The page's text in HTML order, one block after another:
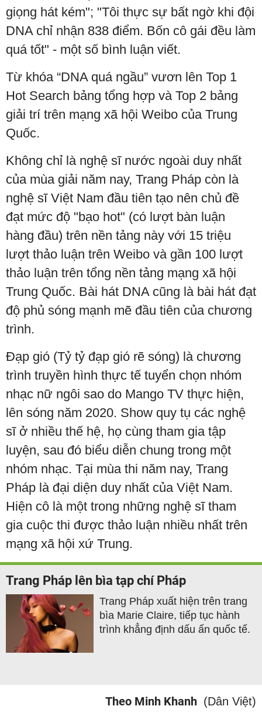
giọng hát kém"; "Tôi thực sự bất ngờ khi đội
DNA chỉ nhận 838 điểm. Bốn cô gái đều làm
quá tốt" - một số bình luận viết.
Từ khóa “DNA quá ngầu” vươn lên Top 1
Hot Search bảng tổng hợp và Top 2 bảng
giải trí trên mạng xã hội Weibo của Trung
Quốc.
Không chỉ là nghệ sĩ nước ngoài duy nhất
của mùa giải năm nay, Trang Pháp còn là
nghệ sĩ Việt Nam đầu tiên tạo nên chủ đề
đạt mức độ "bạo hot" (có lượt bàn luận
hàng đầu) trên nền tảng này với 15 triệu
lượt thảo luận trên Weibo và gần 100 lượt
thảo luận trên tổng nền tảng mạng xã hội
Trung Quốc. Bài hát DNA cũng là bài hát đạt
độ phủ sóng mạnh mẽ đầu tiên của chương
trình.
Đạp gió (Tỷ tỷ đạp gió rẽ sóng) là chương
trình truyền hình thực tế tuyển chọn nhóm
nhạc nữ ngôi sao do Mango TV thực hiện,
lên sóng năm 2020. Show quy tụ các nghệ
sĩ ở nhiều thế hệ, họ cùng tham gia tập
luyện, sau đó biểu diễn chung trong một
nhóm nhạc. Tại mùa thi năm nay, Trang
Pháp là đại diện duy nhất của Việt Nam.
Hiện cô là một trong những nghệ sĩ tham
gia cuộc thi được thảo luận nhiều nhất trên
mạng xã hội xứ Trung.
Trang Pháp lên bìa tạp chí Pháp
Trang Pháp xuất hiện trên trang
bìa Marie Claire, tiếp tục hành
trình khẳng định dấu ấn quốc tế.
Theo Minh Khanh (Dân Việt)